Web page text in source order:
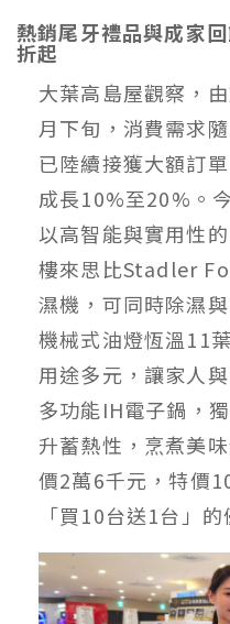
熱銷尾牙禮品與成家
折起
大葉高島屋觀察，
月下旬，消費需求
已陸續接獲大額訂
成長10%至20%。
以高智能與實用性
樓來思比Stadler
濕機，可同時除濕
機械式油燈恆溫11
用途多元，讓家人
多功能IH電子鍋，
升蓄熱性，烹煮美
價2萬6千元，特價
「買10台送1台」的